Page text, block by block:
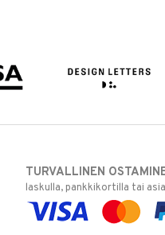
TURVALLINEN
laskulla, pankkikortilla tai